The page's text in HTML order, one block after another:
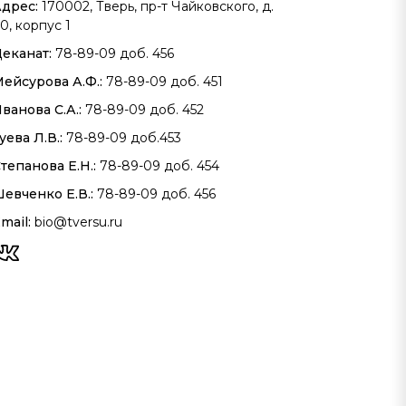
170002, Тверь, пр-т Чайковского, д.
корпус 1
78-89-09 доб. 456
А.Ф.: 78-89-09 доб. 451
С.А.: 78-89-09 доб. 452
Л.В.: 78-89-09 доб.453
Е.Н.: 78-89-09 доб. 454
Е.В.: 78-89-09 доб. 456
bio@tversu.ru